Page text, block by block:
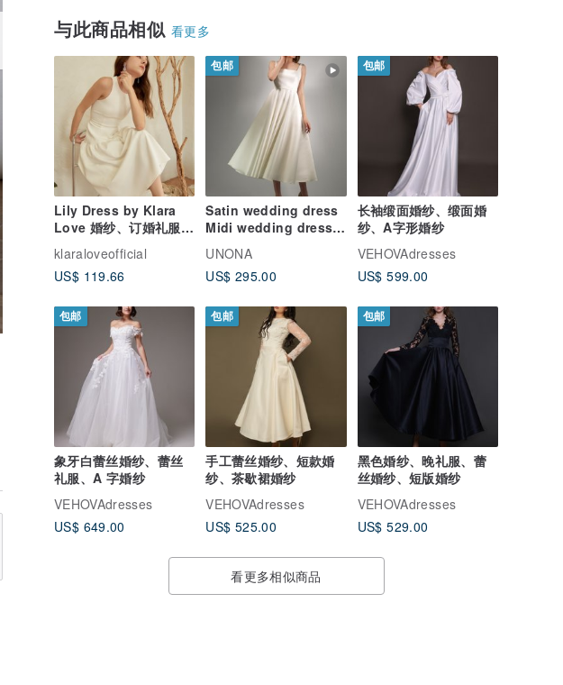
与此商品相似 看更多
Lily Dress by Klara
Love 婚纱、订婚礼服、
婚纱照、派对穿搭
klaraloveofficial
US$ 119.66
包邮
Satin wedding dress
Midi wedding dress
Civil wedding dress
VLADA MIDI
UNONA
US$ 295.00
包邮
长袖缎面婚纱、缎面婚
纱、A字形婚纱
VEHOVAdresses
US$ 599.00
包邮
象牙白蕾丝婚纱、蕾丝
礼服、A 字婚纱
VEHOVAdresses
US$ 649.00
包邮
手工蕾丝婚纱、短款婚
纱、茶歇裙婚纱
VEHOVAdresses
US$ 525.00
包邮
黑色婚纱、晚礼服、蕾
丝婚纱、短版婚纱
VEHOVAdresses
US$ 529.00
看更多相似商品